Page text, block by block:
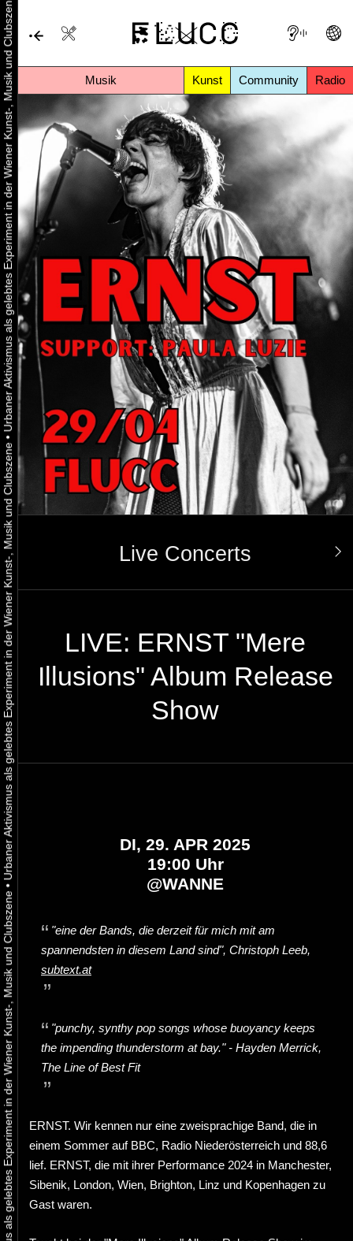
Musik Kunst Community Radio
Urbaner Aktivismus als gelebtes Experiment in der Wiener Kunst-, Musik und Clubszene
•
Urbaner Aktivismus als gelebtes Experiment in der Wiener Kunst-, Musik und Clubszene
•
Urbaner Aktivismus als gelebtes Experiment in der Wiener Kunst-, Musik und Clubszene
Live Concerts
LIVE: ERNST "Mere
Illusions" Album Release
Show
DI, 29. APR 2025
19:00 Uhr
@WANNE
"eine der Bands, die derzeit für mich mit am
spannendsten in diesem Land sind", Christoph Leeb,
subtext.at
"punchy, synthy pop songs whose buoyancy keeps
the impending thunderstorm at bay." - Hayden Merrick,
The Line of Best Fit
ERNST. Wir kennen nur eine zweisprachige Band, die in
einem Sommer auf BBC, Radio Niederösterreich und 88,6
lief. ERNST, die mit ihrer Performance 2024 in Manchester,
Sibenik, London, Wien, Brighton, Linz und Kopenhagen zu
Gast waren.